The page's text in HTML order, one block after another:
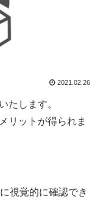
2021.02.26
たします。
リットが得られま
視覚的に確認でき